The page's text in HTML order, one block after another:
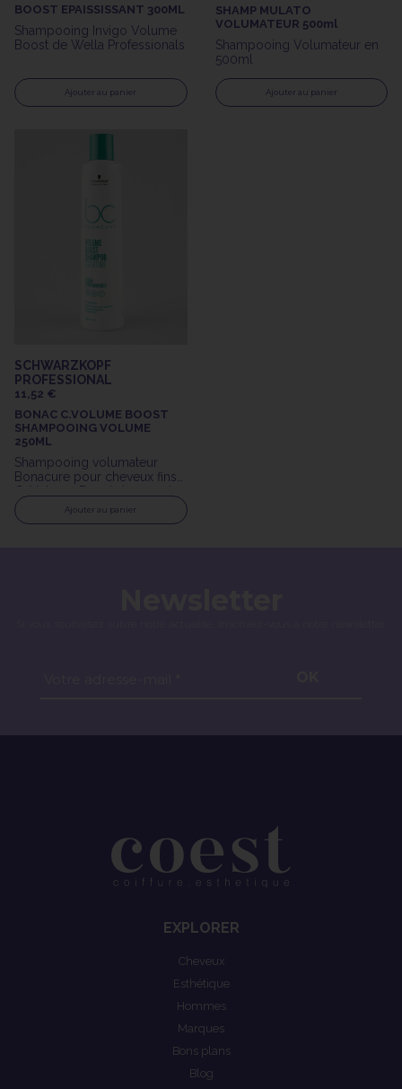
BOOST EPAISSISSANT 300ML
Shampooing Invigo Volume
Boost de Wella Professionals
Ajouter au panier
SHAMP MULATO
VOLUMATEUR 500ml
Shampooing Volumateur en
500ml
Ajouter au panier
SCHWARZKOPF
PROFESSIONAL
11,52 €
BONAC C.VOLUME BOOST
SHAMPOOING VOLUME
250ML
Shampooing volumateur
Bonacure pour cheveux fins
C. Volume Boost de 250ml
de Schwarzkopf
Professionnal
Ajouter au panier
EXPLORER
Cheveux
Esthétique
Hommes
Marques
Bons plans
Blog